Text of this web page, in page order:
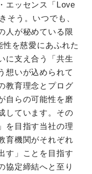
エッセンス「Love
そう。いつでも、
人が秘めている限
性を慈愛にあふれた
に支え合う「共生
想いが込められて
教育理念とプログ
自らの可能性を磨
しています。その
を目指す当社の理
育機関がそれぞれ
す」ことを目指す
協定締結へと至り